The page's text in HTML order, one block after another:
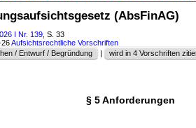
(AbsFinAG)
I Nr. 139 , S. 33
26Aufsichtsrechtliche Vorschriften
/ Entwurf / Begründung | wird in 4 Vorschriften
§ 5 Anforderungen